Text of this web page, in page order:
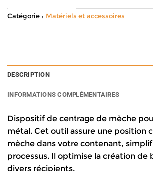
Catégorie : Matériels et accessoires
DESCRIPTION
INFORMATIONS COMPLÉMENTAIRES
Dispositif de centrage de mèche
métal. Cet outil assure une position
mèche dans votre contenant,
processus. Il optimise la création de
divers récipients.